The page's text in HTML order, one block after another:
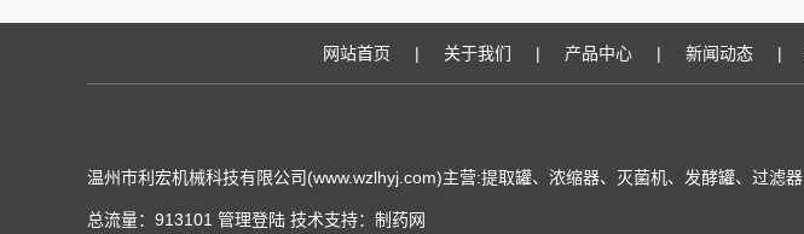
网站首页 | 关于我们 | 产品中心 | 新闻动态 |
温州市利宏机械科技有限公司(www.wzlhyj.com)主营:提取罐、浓缩器、灭菌机、发酵罐、过滤器
总流量：913101 管理登陆 技术支持： 制药网